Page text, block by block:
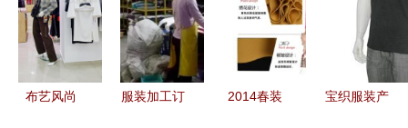
布艺风尚
服装加工订
2014春装
宝织服装产